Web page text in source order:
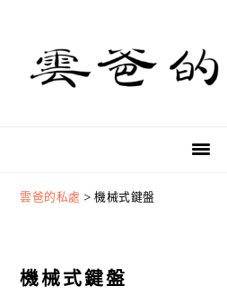
primary
navigation
content
primary
sidebar
雲爸的私處 >機械式鍵盤
機械式鍵盤